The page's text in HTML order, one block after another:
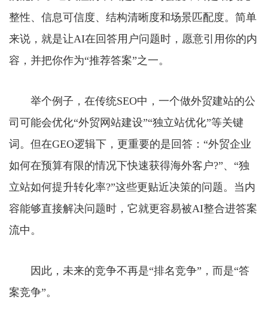
整性、信息可信度、结构清晰度和场景匹配度。简单
来说，就是让AI在回答用户问题时，愿意引用你的内
容，并把你作为“推荐答案”之一。
举个例子，在传统SEO中，一个做外贸建站的公
司可能会优化“外贸网站建设”“独立站优化”等关键
词。但在GEO逻辑下，更重要的是回答：“外贸企业
如何在预算有限的情况下快速获得海外客户?”、“独
立站如何提升转化率?”这些更贴近决策的问题。当内
容能够直接解决问题时，它就更容易被AI整合进答案
流中。
因此，未来的竞争不再是“排名竞争”，而是“答
案竞争”。